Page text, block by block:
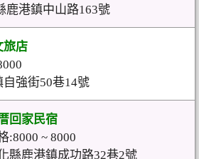
鹿港鎮中山路163號
旅店
強街50巷14號
回家民宿
:8000 ~ 8000
縣鹿港鎮成功路32巷2號